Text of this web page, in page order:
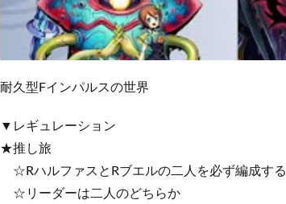
耐久型Fインパルスの世界
▼レギュレーション
★推し旅
☆RハルファスとRブエルの二人を必ず編成する
☆リーダーは二人のどちらか